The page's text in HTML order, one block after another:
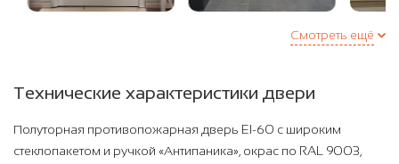
Смотреть ещё
Технические характеристики двери
Полуторная противопожарная дверь EI-60 с широким
стеклопакетом и ручкой «Антипаника», окрас по RAL 9003,